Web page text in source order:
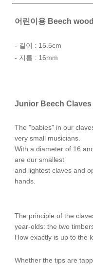
어린이용 Beech
- 길이 : 15.5cm
- 지름 : 16mm
Junior Beech Claves
The "babies" in our
very small musicians.
With a diameter of 16
are our smallest
and lightest claves and
hands.
The principle of the
year-olds: the two
How exactly is up to the
Whether the tips are